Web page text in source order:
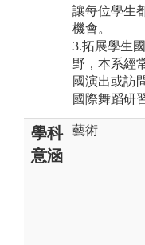
讓每位學生
機會。
3.拓展學生
野，本系經
國演出或訪
國際舞蹈研
學科
意涵
藝術